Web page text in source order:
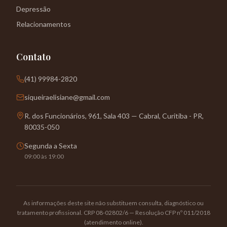
Depressão
Relacionamentos
Contato
(41) 99984-2820
siqueiraelisiane@gmail.com
R. dos Funcionários, 961, Sala 403 — Cabral, Curitiba - PR,
80035-050
Segunda a Sexta
09:00 às 19:00
As informações deste site não substituem consulta, diagnóstico ou
tratamento profissional. CRP 08-02802/6 — Resolução CFP nº 011/2018
(atendimento online).